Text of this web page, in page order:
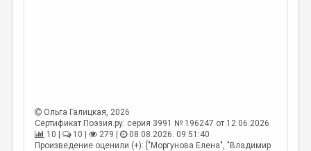
Ольга Галицкая, 2026
Сертификат Поэзия.ру: серия 3991 № 196247 от 12.06.2026
10 |
10 | 279 |
08.08.2026. 09:51:40
Произведение оценили (+): ["Моргунова Елена", "Владимир